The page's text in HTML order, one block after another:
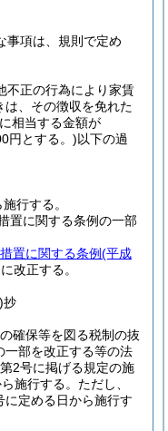
事項は、規則で定め
不正の行為により家賃
、その徴収を免れた
相当する金額が
円とする。)以下の過
行する。
置に関する条例の一部
置に関する条例(平成
改正する。
抄
確保等を図る税制の抜
一部を改正する等の法
2号に掲げる規定の施
施行する。 ただし、
に定める日から施行す